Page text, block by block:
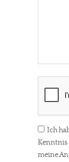
Ich
Kenntnis
meine